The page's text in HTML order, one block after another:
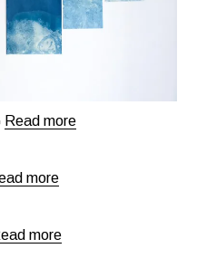
Read more
more
more